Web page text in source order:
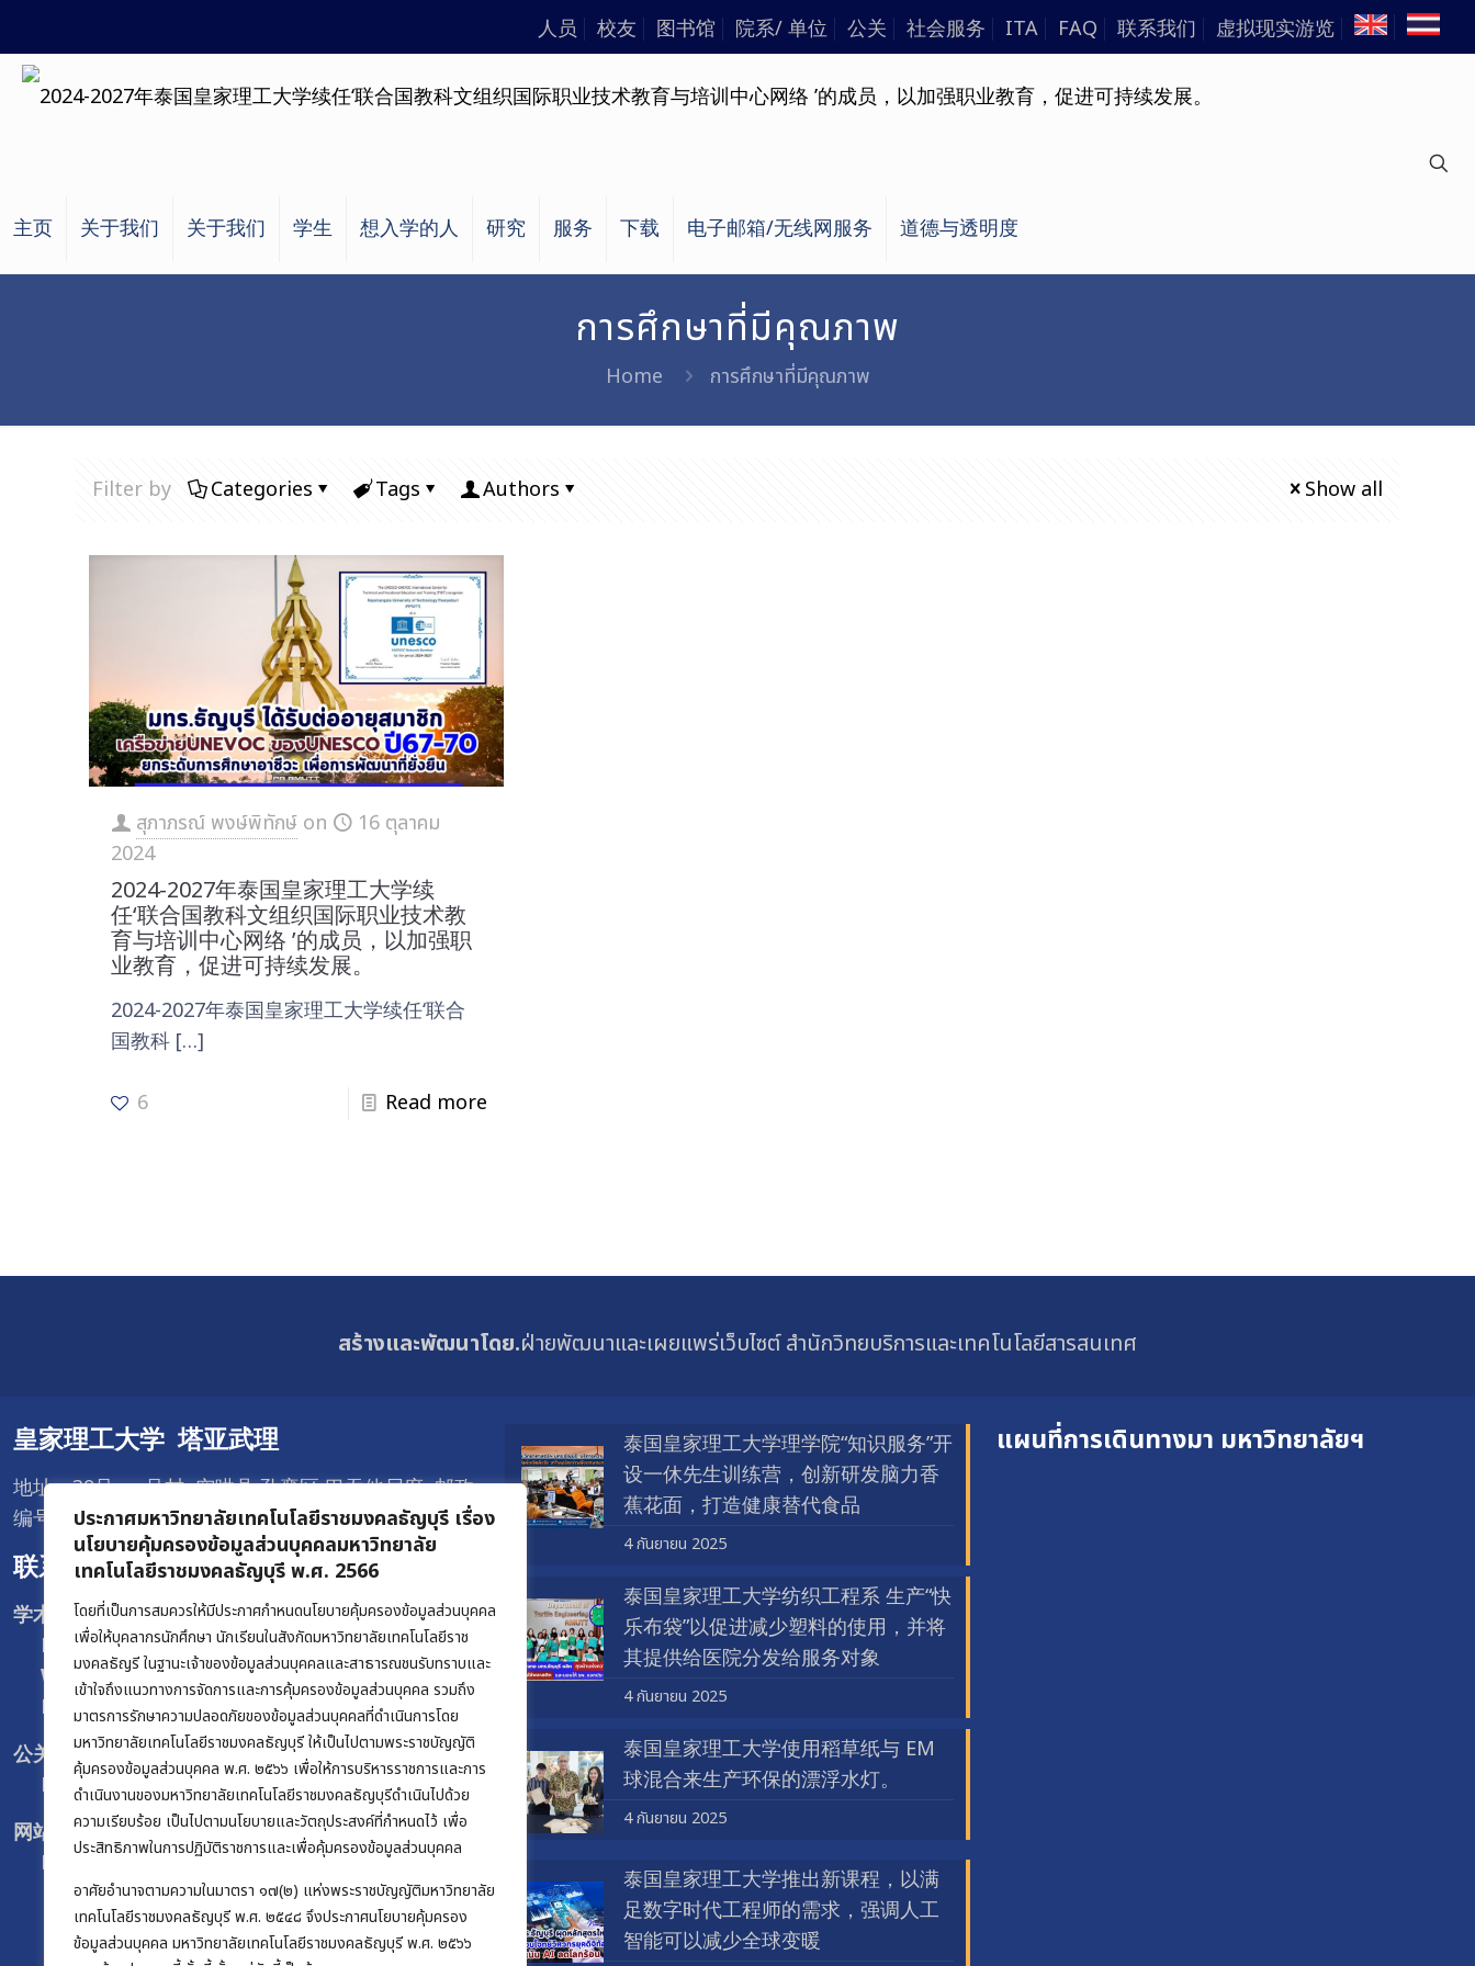
ประกาศมหาวิทยาลัยเทคโนโลยีราชมงคลธัญบุรี เรื่อง
นโยบายคุ้มครองข้อมูลส่วนบุคคลมหาวิทยาลัย
เทคโนโลยีราชมงคลธัญบุรี พ.ศ. 2566
โดยที่เป็นการสมควรให้มีประกาศกำหนดนโยบายคุ้มครองข้อมูลส่วนบุคคล
เพื่อให้บุคลากรนักศึกษา นักเรียนในสังกัดมหาวิทยาลัยเทคโนโลยีราช
มงคลธัญรี ในฐานะเจ้าของข้อมูลส่วนบุคคลและสาธารณชนรับทราบและ
เข้าใจถึงแนวทางการจัดการและการคุ้มครองข้อมูลส่วนบุคคล รวมถึง
มาตรการรักษาความปลอดภัยของข้อมูลส่วนบุคคลที่ดำเนินการโดย
มหาวิทยาลัยเทคโนโลยีราชมงคลธัญบุรี ให้เป็นไปตามพระราชบัญญัติ
คุ้มครองข้อมูลส่วนบุคคล พ.ศ. ๒๕๖๖ เพื่อให้การบริหารราชการและการ
ดำเนินงานของมหาวิทยาลัยเทคโนโลยีราชมงคลธัญบุรีดำเนินไปด้วย
ความเรียบร้อย เป็นไปตามนโยบายและวัตถุประสงค์ที่กำหนดไว้ เพื่อ
ประสิทธิภาพในการปฏิบัติราชการและเพื่อคุ้มครองข้อมูลส่วนบุคคล
อาศัยอำนาจตามความในมาตรา ๑๗(๒) แห่งพระราชบัญญัติมหาวิทยาลัย
เทคโนโลยีราชมงคลธัญบุรี พ.ศ. ๒๕๔๘ จึงประกาศนโยบายคุ้มครอง
ข้อมูลส่วนบุคคล มหาวิทยาลัยเทคโนโลยีราชมงคลธัญบุรี พ.ศ. ๒๕๖๖
人员 校友 图书馆 院系/ 单位 公关 社会服务 ITA FAQ 联系我们 虚拟现实游览
主页 关于我们 关于我们 学生 想入学的人 研究 服务 下载 电子邮箱/无线网服务 道德与透明度
การศึกษาที่มีคุณภาพ
Home การศึกษาที่มีคุณภาพ
Filter by Categories Tags Authors Show all
สุภาภรณ์ พงษ์พิทักษ์ on
16 ตุลาคม
2024
2024-2027年泰国皇家理工大学续
任‘联合国教科文组织国际职业技术教
育与培训中心网络 ’的成员，以加强职
业教育，促进可持续发展。
2024-2027年泰国皇家理工大学续任‘联合
国教科 […]
6 Read more
สร้างและพัฒนาโดย.ฝ่ายพัฒนาและเผยแพร่เว็บไซต์ สำนักวิทยบริการและเทคโนโลยีสารสนเทศ
皇家理工大学 塔亚武理
地址：39号 一号村 空哄县 孔銮区 巴吞他尼府 邮政
编号12120
联系我们
学术促进和注册办公室 :
Facebook :@oregrmutt
Website :www.oreg.rmutt.ac.th
E-mail :oreg@rmutt.ac.th
公关部 :
E-mail :rmutt_news@rmutt.ac.th
网站开发与发布部 :
Facebook :
@WeblogRMUTT
泰国皇家理工大学理学院“知识服务”开
设一休先生训练营，创新研发脑力香
蕉花面，打造健康替代食品
4 กันยายน 2025
泰国皇家理工大学纺织工程系 生产“快
乐布袋”以促进减少塑料的使用，并将
其提供给医院分发给服务对象
4 กันยายน 2025
泰国皇家理工大学使用稻草纸与 EM
球混合来生产环保的漂浮水灯。
4 กันยายน 2025
泰国皇家理工大学推出新课程，以满
足数字时代工程师的需求，强调人工
智能可以减少全球变暖
แผนที่การเดินทางมา มหาวิทยาลัยฯ